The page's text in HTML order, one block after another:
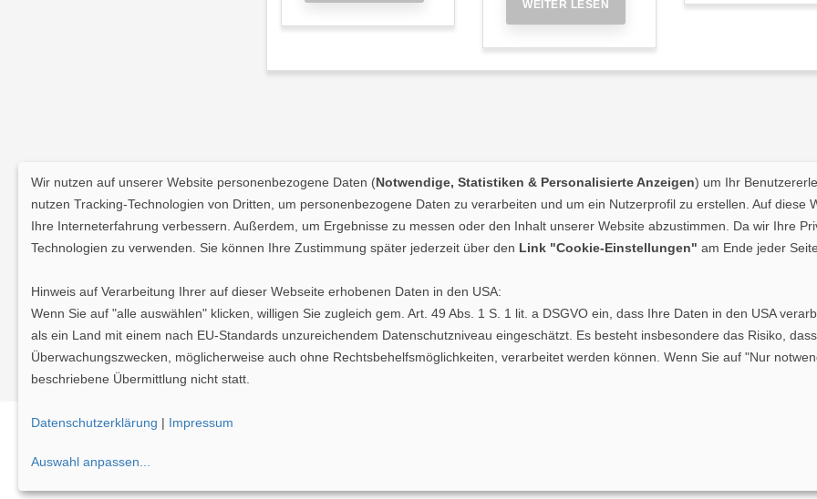
WEITER LESEN
©vipex.de
Wir nutzen auf unserer Website personenbezogene Daten (Notwendige, Statistiken & Personalisierte Anzeigen) um Ihr
nutzen Tracking-Technologien von Dritten, um personenbezogene Daten zu verarbeiten und um ein Nutzerprofil zu erstellen. Auf diese
Ihre Interneterfahrung verbessern. Außerdem, um Ergebnisse zu messen oder den Inhalt unserer Website abzustimmen. Da wir Ihre
Technologien zu verwenden. Sie können Ihre Zustimmung später jederzeit über den Link "Cookie-Einstellungen" am Ende jeder
Hinweis auf Verarbeitung Ihrer auf dieser Webseite erhobenen Daten in den USA:
Wenn Sie auf "alle auswählen" klicken, willigen Sie zugleich gem. Art. 49 Abs. 1 S. 1 lit. a DSGVO ein, dass Ihre Daten in den USA
als ein Land mit einem nach EU-Standards unzureichendem Datenschutzniveau eingeschätzt. Es besteht insbesondere das Risiko,
Überwachungszwecken, möglicherweise auch ohne Rechtsbehelfsmöglichkeiten, verarbeitet werden können. Wenn Sie auf "Nur
beschriebene Übermittlung nicht statt.
Datenschutzerklärung | Impressum
Auswahl anpassen...